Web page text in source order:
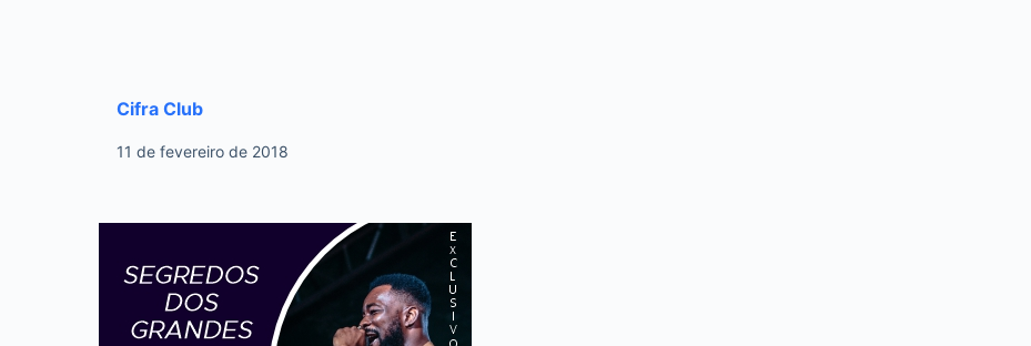
Cifra Club
11 de fevereiro de 2018